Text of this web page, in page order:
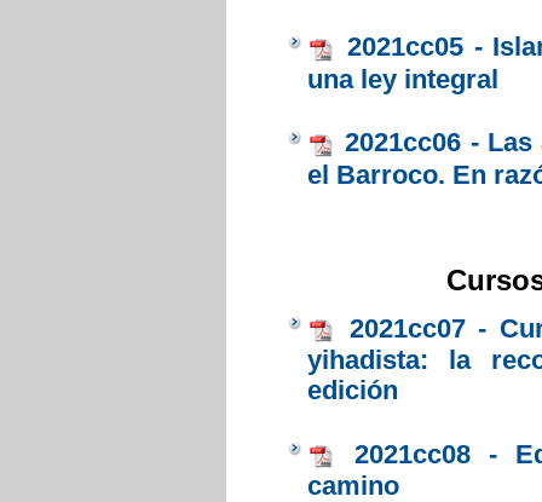
2021cc05 -
una ley integral
2021cc06 -
el Barroco. En
2021cc07 -
yihadista: la
edición
2021cc08 -
camino